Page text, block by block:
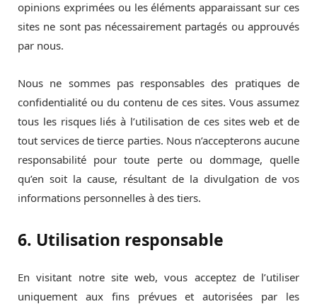
opinions exprimées ou les éléments apparaissant sur ces
sites ne sont pas nécessairement partagés ou approuvés
par nous.
Nous ne sommes pas responsables des pratiques de
confidentialité ou du contenu de ces sites. Vous assumez
tous les risques liés à l’utilisation de ces sites web et de
tout services de tierce parties. Nous n’accepterons aucune
responsabilité pour toute perte ou dommage, quelle
qu’en soit la cause, résultant de la divulgation de vos
informations personnelles à des tiers.
6. Utilisation responsable
En visitant notre site web, vous acceptez de l’utiliser
uniquement aux fins prévues et autorisées par les